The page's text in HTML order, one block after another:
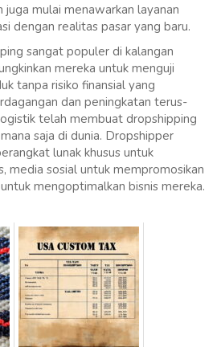
mulai menawarkan layanan
dengan realitas pasar yang baru.
sangat populer di kalangan
mereka untuk menguji
tanpa risiko finansial yang
dan peningkatan terus-
telah membuat dropshipping
saja di dunia. Dropshipper
lunak khusus untuk
media sosial untuk mempromosikan
mengoptimalkan bisnis mereka.